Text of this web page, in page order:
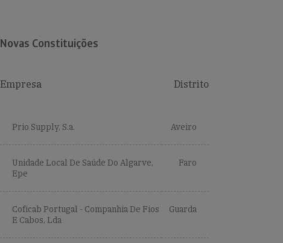
Novas Constituições
Empresa Distrito
Prio Supply, S.a. Aveiro
Unidade Local De Saúde Do Algarve,
Epe
Faro
Coficab Portugal - Companhia De Fios
E Cabos, Lda
Guarda